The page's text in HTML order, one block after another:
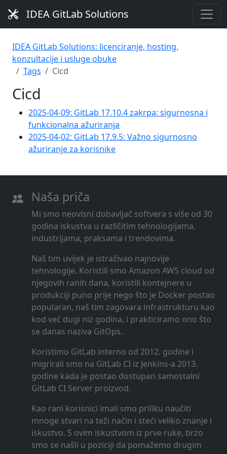
IDEA GitLab Solutions
IDEA GitLab Solutions: licenciranje, hosting,
konzultacije i usluge obuke
Tags
Cicd
Cicd
2025-04-09: GitLab 17.10.4 zakrpa: sigurnosna i
funkcionalna ažuriranja
2025-04-02: GitLab 17.9.5: Važno sigurnosno
ažuriranje za korisnike
Naša priča
Mi smo neovisni dobavljač softvera s više od 30
godina iskustva u različitim tehnologijama,
industrijama, praksama i trendovima.
Naš tim uvijek je istraživao najnovije
tehnologije. Koristili smo Amazon AWS cloud od
njegovih ranih dana, koristili kontejnere u
produkciji puno prije nego što je Docker postao
popularan, naš tim zagovara infrastrukturu kao
kod već dugi niz godina, i prakticiramo ono što
se danas naziva GitOps.
Koristimo GitLab interno od 2012. godine i
migrirali smo na GitLab CI iz Jenkins-a 2013.
godine kada je postao dostupan samostalni
GitLab CI Server proizvod.
Kao rani korisnici imali smo priliku naučiti
mnoge stvari na teži način i steći veliko znanje i
iskustvo. S ovim iskustvom iz prve ruke, brzo
smo se našli u poziciji da pomažemo drugim